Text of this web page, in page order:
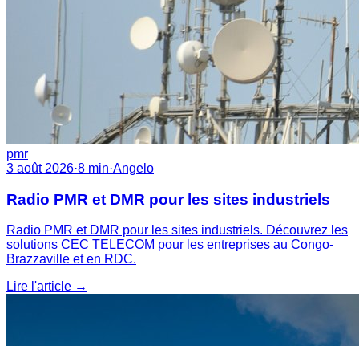
pmr
3 août 2026·8 min·Angelo
Radio PMR et DMR pour les sites industriels
Radio PMR et DMR pour les sites industriels. Découvrez les
solutions CEC TELECOM pour les entreprises au Congo-
Brazzaville et en RDC.
Lire l'article →